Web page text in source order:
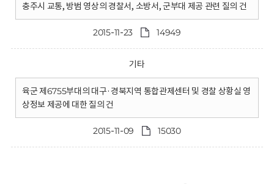
충주시 교통, 방범 영상의 경찰서, 소방서, 군부대 제공 관련 질의 건
2015-11-23 14949
기타
육군 제6755부대의 대구·경북지역 통합관제센터 및 경찰 상황실 영
상정보 제공에 대한 질의 건
2015-11-09 15030